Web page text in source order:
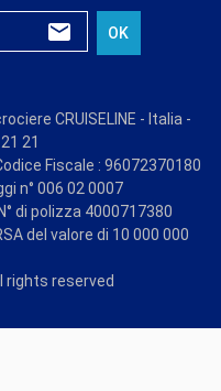
OK
CRUISELINE - Italia -
21
Fiscale : 96072370180
n° 006 02 0007
di polizza 4000717380
del valore di 10 000 000
rights reserved